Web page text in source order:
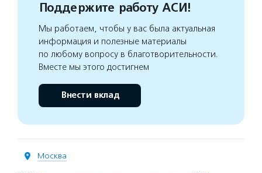
Поддержите работу АСИ!
Мы работаем, чтобы у вас была актуальная
информация и полезные материалы
по любому вопросу в благотворительности.
Вместе мы этого достигнем
Внести вклад
Москва